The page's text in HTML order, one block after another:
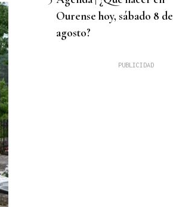
Ourense hoy, sábado 8 de
agosto?